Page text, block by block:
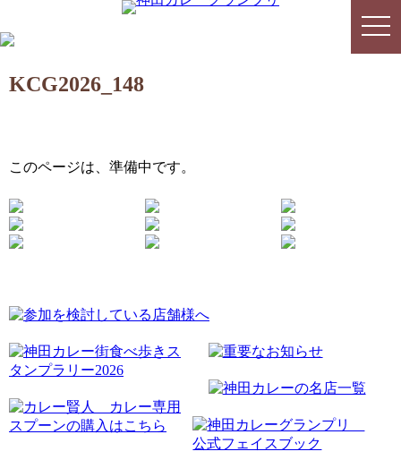
KCG2026_148
このページは、準備中です。